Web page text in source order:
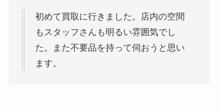
初めて買取に行きました。店内の空間
もスタッフさんも明るい雰囲気でし
た。また不要品を持って伺おうと思い
ます。